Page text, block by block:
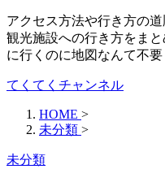
アクセス方法や行き方の
観光施設への行き方をま
に行くのに地図なんて不
てくてくチャンネル
HOME >
未分類 >
未分類